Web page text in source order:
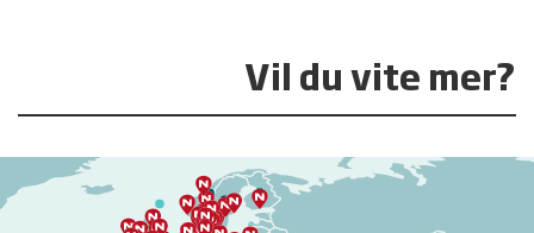
Vil du vite mer?